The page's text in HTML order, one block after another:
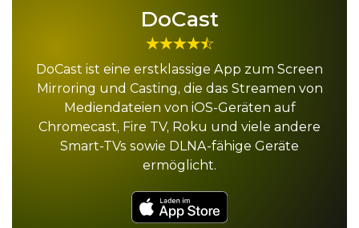
DoCast
DoCast ist eine erstklassige App zum Screen
Mirroring und Casting, die das Streamen von
Mediendateien von iOS-Geräten auf
Chromecast, Fire TV, Roku und viele andere
Smart-TVs sowie DLNA-fähige Geräte
ermöglicht.